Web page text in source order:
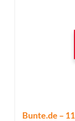
Bunte.de –